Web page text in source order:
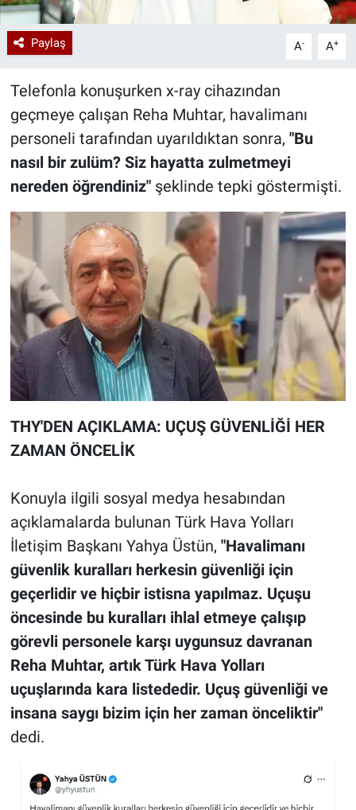
Paylaş A- A+
Telefonla konuşurken x-ray cihazından
geçmeye çalışan Reha Muhtar, havalimanı
personeli tarafından uyarıldıktan sonra, "Bu
nasıl bir zulüm? Siz hayatta zulmetmeyi
nereden öğrendiniz" şeklinde tepki göstermişti.
THY'DEN AÇIKLAMA: UÇUŞ GÜVENLİĞİ HER
ZAMAN ÖNCELİK
Konuyla ilgili sosyal medya hesabından
açıklamalarda bulunan Türk Hava Yolları
İletişim Başkanı Yahya Üstün, "Havalimanı
güvenlik kuralları herkesin güvenliği için
geçerlidir ve hiçbir istisna yapılmaz. Uçuşu
öncesinde bu kuralları ihlal etmeye çalışıp
görevli personele karşı uygunsuz davranan
Reha Muhtar, artık Türk Hava Yolları
uçuşlarında kara listededir. Uçuş güvenliği ve
insana saygı bizim için her zaman önceliktir"
dedi.
Ramazan